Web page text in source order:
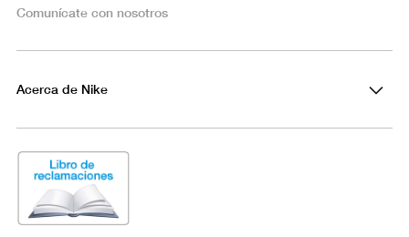
Comunícate con nosotros
Acerca de Nike